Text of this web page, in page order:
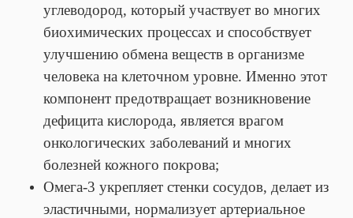
углеводород, который участвует во многих
биохимических процессах и способствует
улучшению обмена веществ в организме
человека на клеточном уровне. Именно этот
компонент предотвращает возникновение
дефицита кислорода, является врагом
онкологических заболеваний и многих
болезней кожного покрова;
Омега-3 укрепляет стенки сосудов, делает из
эластичными, нормализует артериальное